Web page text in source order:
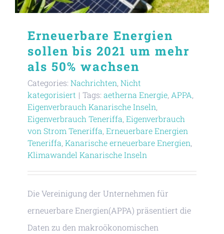
Erneuerbare Energien
sollen bis 2021 um mehr
als 50% wachsen
Categories: Nachrichten, Nicht
kategorisiert | Tags: aetherna Energie, APPA,
Eigenverbrauch Kanarische Inseln,
Eigenverbrauch Teneriffa, Eigenverbrauch
von Strom Teneriffa, Erneuerbare Energien
Teneriffa, Kanarische erneuerbare Energien,
Klimawandel Kanarische Inseln
Die Vereinigung der Unternehmen für
erneuerbare Energien(APPA) präsentiert die
Daten zu den makroökonomischen